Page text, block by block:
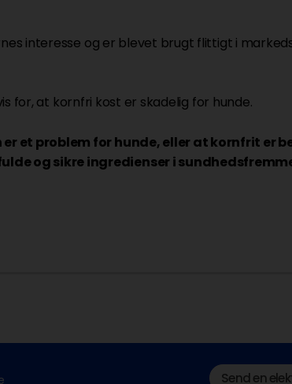
interesse og er blevet brugt flittigt i
for, at kornfri kost er skadelig for hunde.
et problem for hunde, eller at kornfrit er
og sikre ingredienser i
Send en